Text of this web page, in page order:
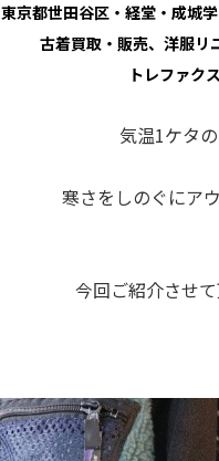
東京都世田谷区・経堂・成城
古着買取・販売、洋服リ
トレファク
気温1ケタ
寒さをしのぐにア
今回ご紹介させ